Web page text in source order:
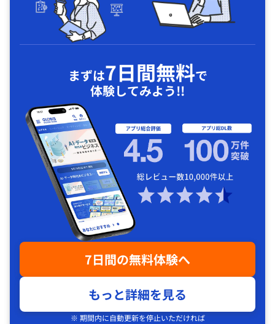
まずは7日間無料で
体験してみよう!!
7日間の無料体験へ
もっと詳細を見る
※ 期間内に自動更新を停止いただければ